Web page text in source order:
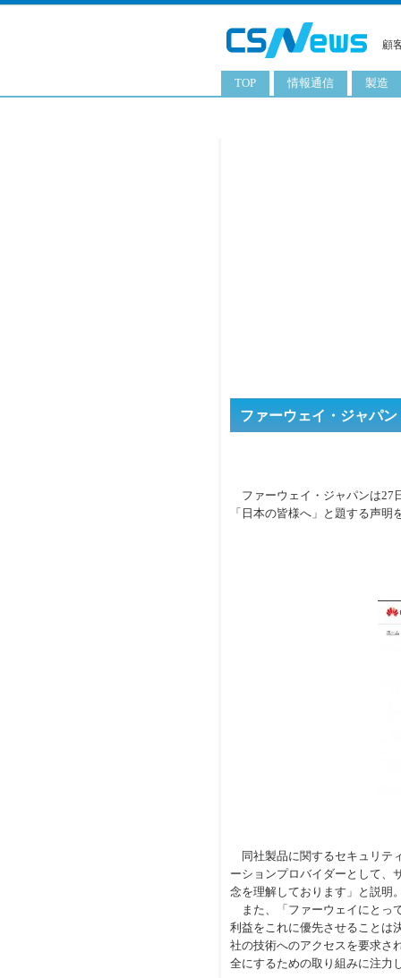
顧
TOP 情報通信 製造
ファーウェイ・ジャパ
ファーウェイ・ジャパンは27
「日本の皆様へ」と題する声明
同社製品に関するセキュリテ
ーションプロバイダーとして、
念を理解しております」と説明
また、「ファーウェイにとっ
利益をこれに優先させることは
社の技術へのアクセスを要求さ
全にするための取り組みに注力